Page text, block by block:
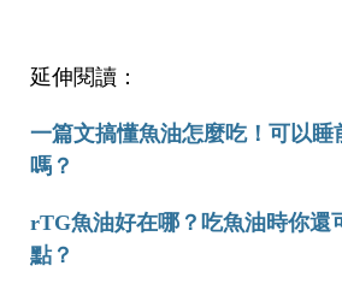
延伸閱讀：
一篇文搞懂魚油怎麼吃！可以睡
嗎？
rTG魚油好在哪？吃魚油時你還
點？